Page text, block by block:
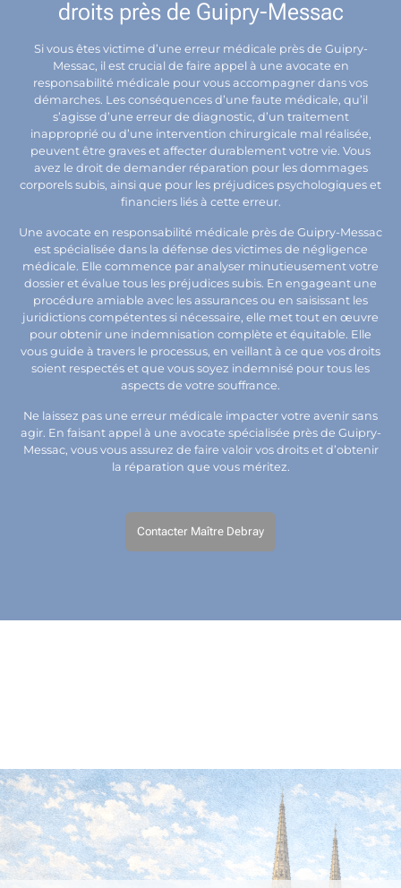
droits près de Guipry-Messac
Si vous êtes victime d’une erreur médicale près de Guipry-
Messac, il est crucial de faire appel à une avocate en
responsabilité médicale pour vous accompagner dans vos
démarches. Les conséquences d’une faute médicale, qu’il
s’agisse d’une erreur de diagnostic, d’un traitement
inapproprié ou d’une intervention chirurgicale mal réalisée,
peuvent être graves et affecter durablement votre vie. Vous
avez le droit de demander réparation pour les dommages
corporels subis, ainsi que pour les préjudices psychologiques et
financiers liés à cette erreur.
Une avocate en responsabilité médicale près de Guipry-Messac
est spécialisée dans la défense des victimes de négligence
médicale. Elle commence par analyser minutieusement votre
dossier et évalue tous les préjudices subis. En engageant une
procédure amiable avec les assurances ou en saisissant les
juridictions compétentes si nécessaire, elle met tout en œuvre
pour obtenir une indemnisation complète et équitable. Elle
vous guide à travers le processus, en veillant à ce que vos droits
soient respectés et que vous soyez indemnisé pour tous les
aspects de votre souffrance.
Ne laissez pas une erreur médicale impacter votre avenir sans
agir. En faisant appel à une avocate spécialisée près de Guipry-
Messac, vous vous assurez de faire valoir vos droits et d’obtenir
la réparation que vous méritez.
Contacter Maître Debray